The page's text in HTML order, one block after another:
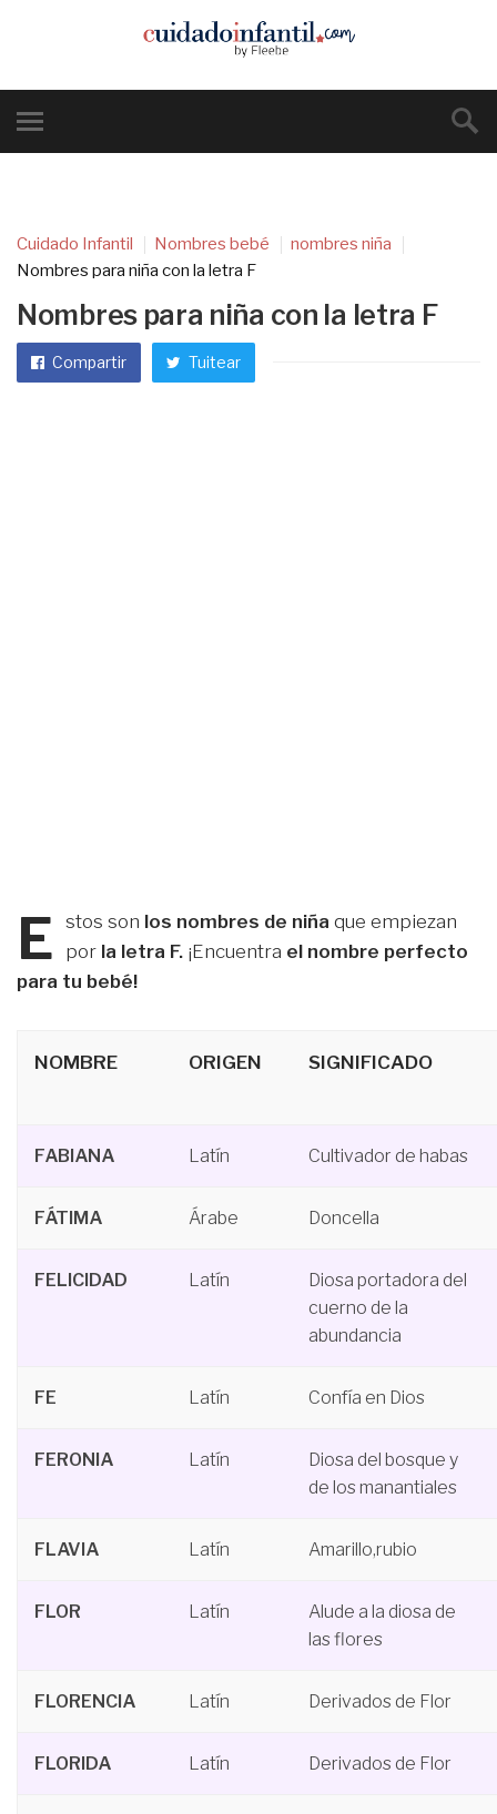
Cuidado Infantil Nombres bebé
nombres niña
Nombres para niña con la letra F
Nombres para niña con la letra F
Compartir Tuitear
E stos son los nombres de niña que empiezan
por la letra F. ¡Encuentra el nombre perfecto
para tu bebé!
NOMBRE ORIGEN SIGNIFICADO
FABIANA Latín Cultivador de habas
FÁTIMA Árabe Doncella
FELICIDAD Latín
Diosa portadora del
cuerno de la
abundancia
FE Latín Confía en Dios
FERONIA Latín
Diosa del bosque y
de los manantiales
FLAVIA Latín Amarillo,rubio
FLOR Latín
Alude a la diosa de
las flores
FLORENCIA Latín Derivados de Flor
FLORIDA Latín Derivados de Flor